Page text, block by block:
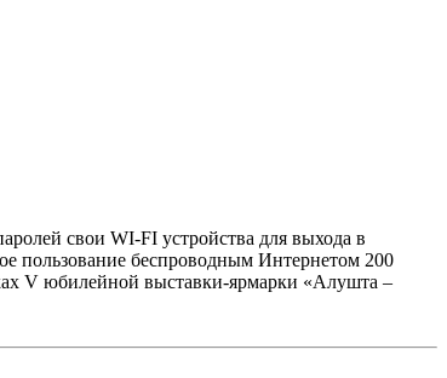
свои WI-FI устройства для выхода в
пользование беспроводным Интернетом 200
V юбилейной выставки-ярмарки «Алушта –